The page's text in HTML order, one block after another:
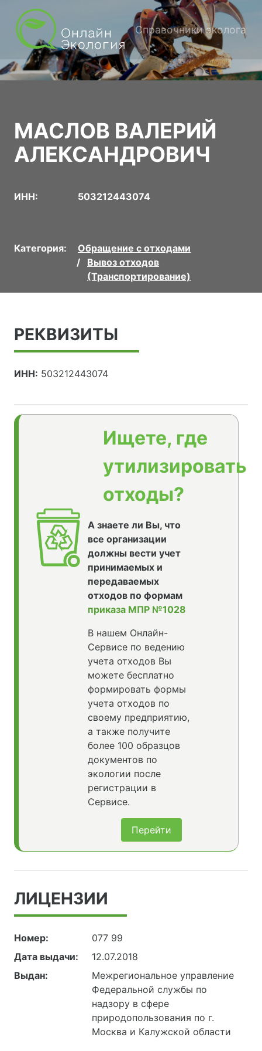
Справочники эколога
МАСЛОВ ВАЛЕРИЙ
АЛЕКСАНДРОВИЧ
ИНН: 503212443074
Категория:
Обращение с отходами
Вывоз отходов
(Транспортирование)
РЕКВИЗИТЫ
ИНН: 503212443074
Ищете, где
утилизировать
отходы?
А знаете ли Вы, что
все организации
должны вести учет
принимаемых и
передаваемых
отходов по формам
приказа МПР №1028
В нашем Онлайн-
Сервисе по ведению
учета отходов Вы
можете бесплатно
формировать формы
учета отходов по
своему предприятию,
а также получите
более 100 образцов
документов по
экологии после
регистрации в
Сервисе.
Перейти
ЛИЦЕНЗИИ
Номер:
077 99
Дата выдачи:
12.07.2018
Выдан:
Межрегиональное управление
Федеральной службы по
надзору в сфере
природопользования по г.
Москва и Калужской области